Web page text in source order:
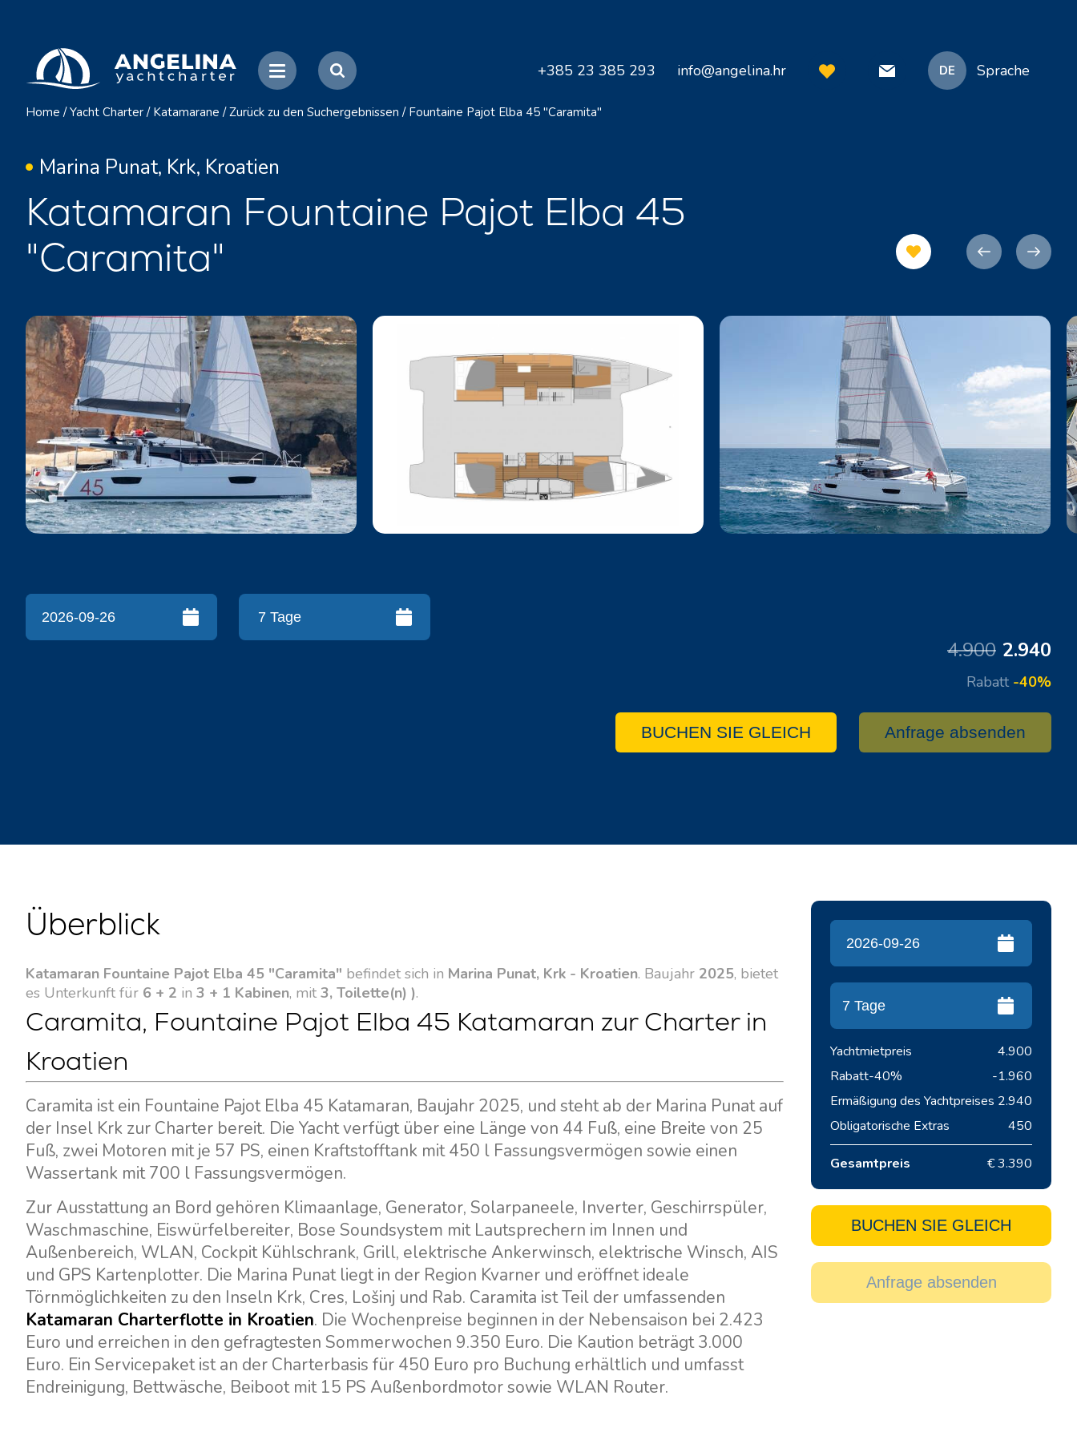
+385 23 385 293 info@angelina.hr DE Sprache
Home / Yacht Charter / Katamarane / Zurück zu den Suchergebnissen / Fountaine Pajot Elba 45 "Caramita"
Marina Punat, Krk, Kroatien
Katamaran Fountaine Pajot Elba 45
"Caramita"
4.900 2.940
Rabatt -40%
BUCHEN SIE GLEICH Anfrage absenden
Überblick
Katamaran Fountaine Pajot Elba 45 "Caramita" befindet sich in Marina Punat, Krk - Kroatien. Baujahr 2025, bietet
es Unterkunft für 6 + 2 in 3 + 1 Kabinen, mit 3, Toilette(n) ).
Caramita, Fountaine Pajot Elba 45 Katamaran zur Charter in
Kroatien
Caramita ist ein Fountaine Pajot Elba 45 Katamaran, Baujahr 2025, und steht ab der Marina Punat auf
der Insel Krk zur Charter bereit. Die Yacht verfügt über eine Länge von 44 Fuß, eine Breite von 25
Fuß, zwei Motoren mit je 57 PS, einen Kraftstofftank mit 450 l Fassungsvermögen sowie einen
Wassertank mit 700 l Fassungsvermögen.
Zur Ausstattung an Bord gehören Klimaanlage, Generator, Solarpaneele, Inverter, Geschirrspüler,
Waschmaschine, Eiswürfelbereiter, Bose Soundsystem mit Lautsprechern im Innen und
Außenbereich, WLAN, Cockpit Kühlschrank, Grill, elektrische Ankerwinsch, elektrische Winsch, AIS
und GPS Kartenplotter. Die Marina Punat liegt in der Region Kvarner und eröffnet ideale
Törnmöglichkeiten zu den Inseln Krk, Cres, Lošinj und Rab. Caramita ist Teil der umfassenden
Katamaran Charterflotte in Kroatien. Die Wochenpreise beginnen in der Nebensaison bei 2.423
Euro und erreichen in den gefragtesten Sommerwochen 9.350 Euro. Die Kaution beträgt 3.000
Euro. Ein Servicepaket ist an der Charterbasis für 450 Euro pro Buchung erhältlich und umfasst
Endreinigung, Bettwäsche, Beiboot mit 15 PS Außenbordmotor sowie WLAN Router.
Yachtmietpreis
4.900
Rabatt-40%
-1.960
Ermäßigung des Yachtpreises 2.940
Obligatorische Extras
450
Gesamtpreis € 3.390
BUCHEN SIE GLEICH
Anfrage absenden